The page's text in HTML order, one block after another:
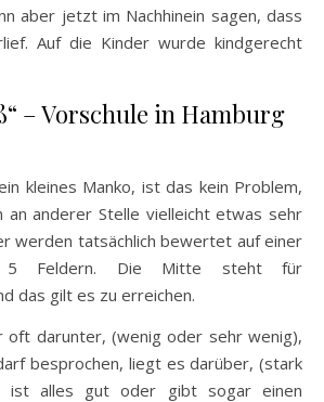
aber jetzt im Nachhinein sagen, dass
Auf die Kinder wurde kindgerecht
– Vorschule in Hamburg
kleines Manko, ist das kein Problem,
an anderer Stelle vielleicht etwas sehr
werden tatsächlich bewertet auf einer
Feldern. Die Mitte steht für
das gilt es zu erreichen.
oft darunter, (wenig oder sehr wenig),
besprochen, liegt es darüber, (stark
ist alles gut oder gibt sogar einen